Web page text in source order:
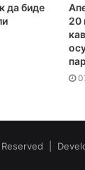
да биде
20
|